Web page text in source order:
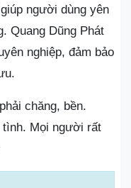
người dùng yên
Quang Dũng Phát
nghiệp, đảm bảo
chăng, bền.
tình. Mọi người rất